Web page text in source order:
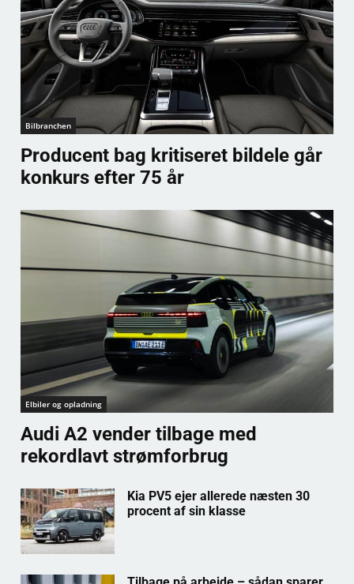
Bilbranchen
Producent bag kritiseret bildele går
konkurs efter 75 år
Elbiler og opladning
Audi A2 vender tilbage med
rekordlavt strømforbrug
Kia PV5 ejer allerede næsten 30
procent af sin klasse